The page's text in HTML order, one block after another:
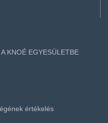
KNOÉ EGYESÜLETBE
értékelés